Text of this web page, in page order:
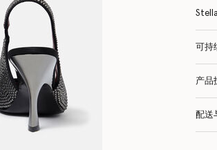
可持
产品
配送